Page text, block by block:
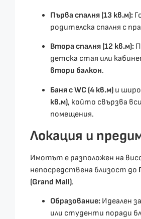
Първа спалня (13 кв.м):
родителска спалня с
Втора спалня (12 кв.м):
детска стая или
втори балкон.
Баня с WC (4 кв.м) и
кв.м), който свързва
помещения.
Локация и
Имотът е разположен на
непосредствена близост до
(Grand Mall).
Образование: Идеален
или студенти поради